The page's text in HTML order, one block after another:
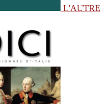
L'AUTRE